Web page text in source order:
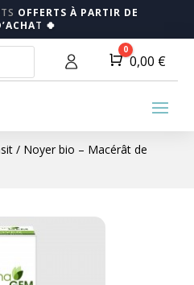
OFFERTS À PARTIR DE
T 🍀
Panier
0
0,00 €
/ Noyer bio – Macérât de